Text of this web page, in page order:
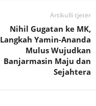
Artikulli tjetër
Nihil Gugatan ke MK,
Langkah Yamin-Ananda
Mulus Wujudkan
Banjarmasin Maju dan
Sejahtera